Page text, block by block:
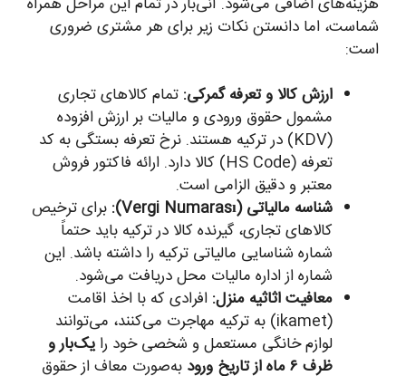
شماست، اما دانستن نکات زیر برای هر مشتری ضروری
است:
ارزش کالا و تعرفه گمرکی: تمام کالاهای تجاری
مشمول حقوق ورودی و مالیات بر ارزش افزوده
(KDV) در ترکیه هستند. نرخ تعرفه بستگی به کد
تعرفه (HS Code) کالا دارد. ارائه فاکتور فروش
معتبر و دقیق الزامی است.
شناسه مالیاتی (Vergi Numarası):
برای ترخیص
کالاهای تجاری، گیرنده کالا در ترکیه باید حتماً
شماره شناسایی مالیاتی ترکیه را داشته باشد. این
شماره از اداره مالیات محل دریافت می‌شود.
معافیت اثاثیه منزل: افرادی که با اخذ اقامت
(ikamet) به ترکیه مهاجرت می‌کنند، می‌توانند
لوازم خانگی مستعمل و شخصی خود رایک‌بار و
ظرف ۶ ماه از تاریخ ورود
به‌صورت معاف از حقوق